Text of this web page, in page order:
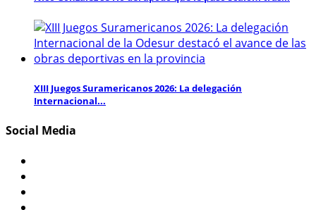
XIII Juegos Suramericanos 2026: La delegación
Internacional...
Social Media